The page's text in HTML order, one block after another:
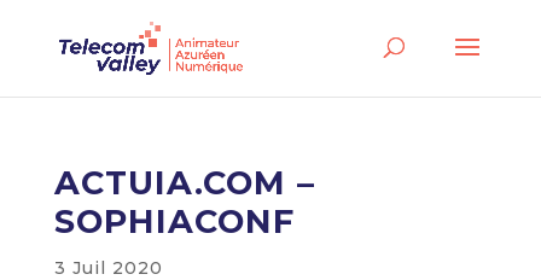
ACTUIA.COM –
SOPHIACONF
3 Juil 2020